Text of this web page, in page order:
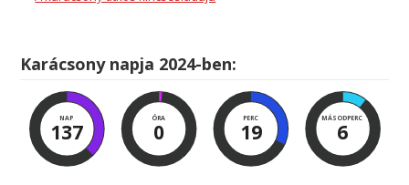
Karácsony napja 2024-ben:
NAP
137
ÓRA
0
PERC
19
MÁSODPERC
5